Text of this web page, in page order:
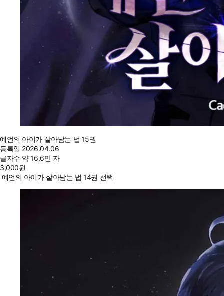
예언의 아이가 살아남는 법 15권
등록일 2026.04.06
글자수 약 16.6만 자
3,000원
예언의 아이가 살아남는 법 14권 선택